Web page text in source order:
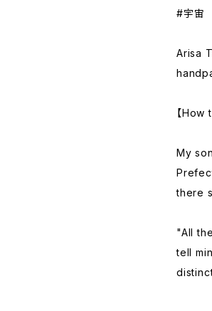
#宇宙
Arisa
【
My
there
"All
tell